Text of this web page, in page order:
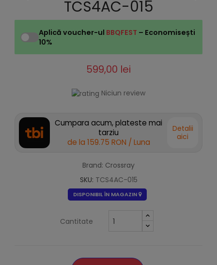
TCS4AC-015
Aplică voucher-ul BBQFEST – Economisești
10%
599,00 lei
Niciun review
Cumpara acum, plateste mai
tarziu
de la 159.75 RON / Luna
Detalii
aici
Brand: Crossray
SKU: TCS4AC-015
DISPONIBIL ÎN MAGAZIN
Cantitate